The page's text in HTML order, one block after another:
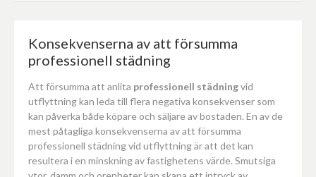
Konsekvenserna av att försumma
professionell städning
Att försumma att anlita professionell städningvid
utflyttning kan leda till flera negativa konsekvenser som
kan påverka både köpare och säljare av bostaden. En av de
mest påtagliga konsekvenserna av att försumma
professionell städning vid utflyttning är att det kan
resultera i en minskning av fastighetens värde. Smutsiga